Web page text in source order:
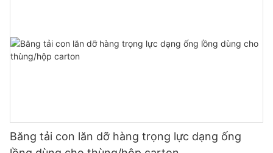
Băng tải con lăn dỡ hàng trọng lực dạng ống